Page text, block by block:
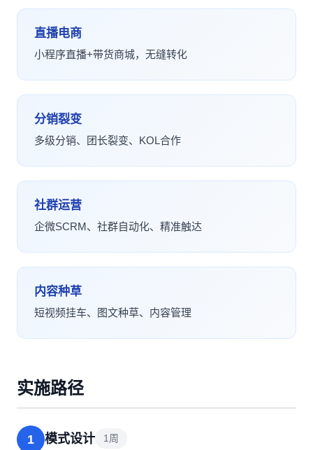
直播电商
小程序直播+带货商城，无缝转化
分销裂变
多级分销、团长裂变、KOL合作
社群运营
企微SCRM、社群自动化、精准触达
内容种草
短视频挂车、图文种草、内容管理
实施路径
1 模式设计 1周